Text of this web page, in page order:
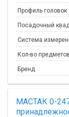
Профиль головок
Посадочный
Система
Кол-во предметов
Бренд
МАСТАК 0-